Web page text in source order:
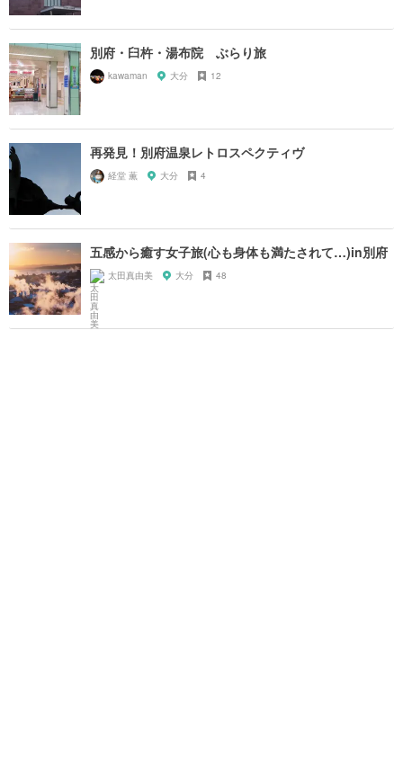
別府・臼杵・湯布院 ぶらり旅
kawaman 大分 12
再発見！別府温泉レトロスペクティヴ
経堂 薫 大分 4
五感から癒す女子旅(心も身体も満たされて…)in別府
太田真由美 大分 48